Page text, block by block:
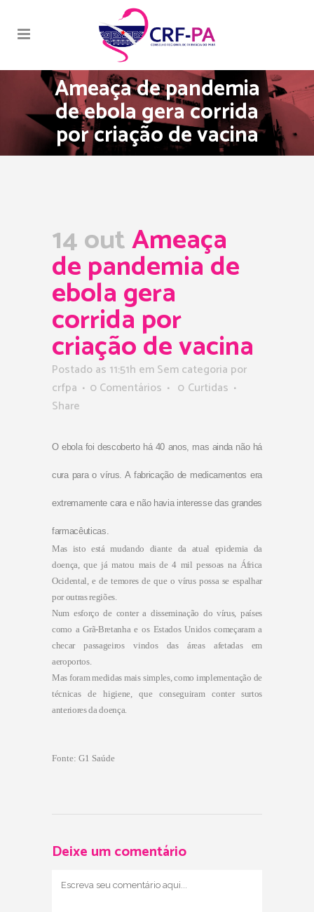
Ameaça de pandemia
de ebola gera corrida
por criação de vacina
14 outAmeaça
de pandemia de
ebola gera
corrida por
criação de vacina
Postado as 11:51h em Sem categoria por
crfpa
0 Comentários 0 Curtidas
Share
O ebola foi descoberto há 40 anos, mas ainda não há
cura para o vírus. A fabricação de medicamentos era
extremamente cara e não havia interesse das grandes
farmacêuticas.
Mas isto está mudando diante da atual epidemia da
doença, que já matou mais de 4 mil pessoas na África
Ocidental, e de temores de que o vírus possa se espalhar
por outras regiões.
Num esforço de conter a disseminação do vírus, países
como a Grã-Bretanha e os Estados Unidos começaram a
checar passageiros vindos das áreas afetadas em
aeroportos.
Mas foram medidas mais simples, como implementação de
técnicas de higiene, que conseguiram conter surtos
anteriores da doença.
Fonte: G1 Saúde
Deixe um comentário